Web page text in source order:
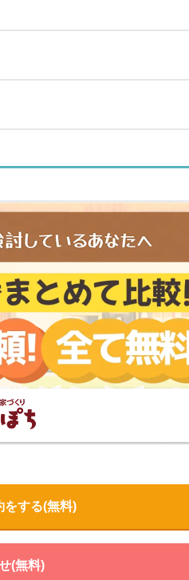
をする(無料)
(無料)